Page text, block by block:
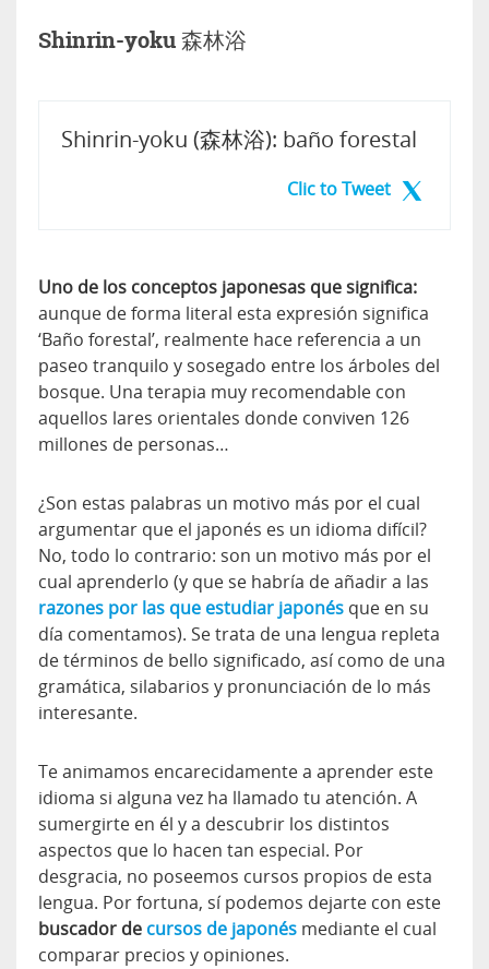
Shinrin-yoku 森林浴
Shinrin-yoku (森林浴): baño forestal
Clic to Tweet
Uno de los conceptos japonesas que significa:
aunque de forma literal esta expresión significa
‘Baño forestal’, realmente hace referencia a un
paseo tranquilo y sosegado entre los árboles del
bosque. Una terapia muy recomendable con
aquellos lares orientales donde conviven 126
millones de personas…
¿Son estas palabras un motivo más por el cual
argumentar que el japonés es un idioma difícil?
No, todo lo contrario: son un motivo más por el
cual aprenderlo (y que se habría de añadir a las
razones por las que estudiar japonés que en su
día comentamos). Se trata de una lengua repleta
de términos de bello significado, así como de una
gramática, silabarios y pronunciación de lo más
interesante.
Te animamos encarecidamente a aprender este
idioma si alguna vez ha llamado tu atención. A
sumergirte en él y a descubrir los distintos
aspectos que lo hacen tan especial. Por
desgracia, no poseemos cursos propios de esta
lengua. Por fortuna, sí podemos dejarte con este
buscador de cursos de japonés mediante el cual
comparar precios y opiniones.